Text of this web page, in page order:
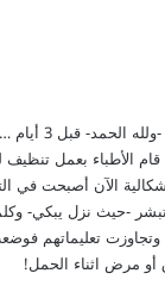
ب
ا
ل
ت
خ
ف
شكرا د.
بعمل تنظيف
الآن أصبحت
-حيث نزل يبكي-
وتجاوزت تعليماتهم